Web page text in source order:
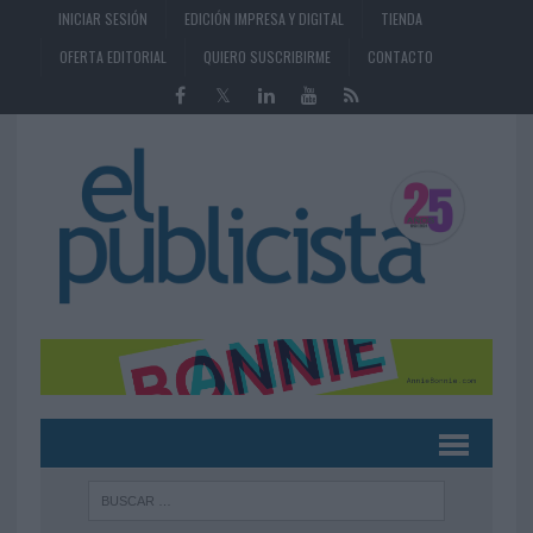
INICIAR SESIÓN EDICIÓN IMPRESA Y DIGITAL
TIENDA
OFERTA EDITORIAL
QUIERO SUSCRIBIRME CONTACTO